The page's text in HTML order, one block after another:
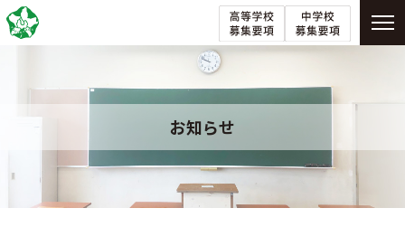
お知らせ